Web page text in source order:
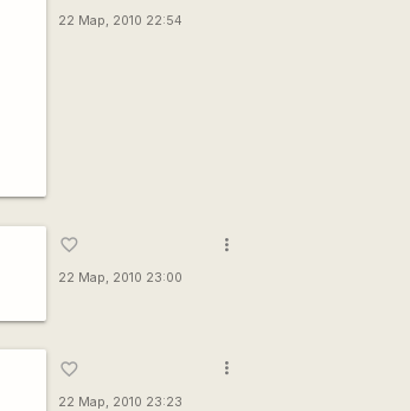
22 Мар, 2010 22:54
favorite_border
22 Мар, 2010 23:00
more_vert
favorite_border
22 Мар, 2010 23:23
more_vert